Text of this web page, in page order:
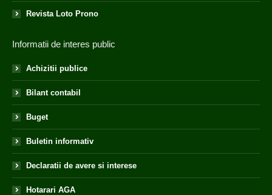
Revista Loto Prono
Informatii de interes public
Achizitii publice
Bilant contabil
Buget
Buletin informativ
Declaratii de avere si interese
Hotarari AGA